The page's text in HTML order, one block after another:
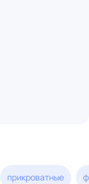
прикроватные